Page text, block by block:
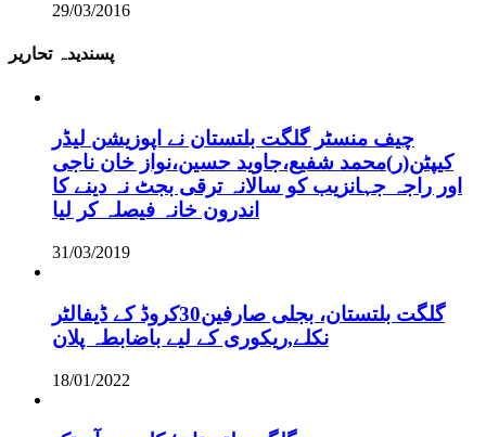
29/03/2016
پسندیدہ تحاریر
چیف منسٹر گلگت بلتستان نے اپوزیشن لیڈر
کیپٹن(ر)محمد شفیع،جاوید حسین،نواز خان ناجی
اور راجہ جہانزیب کو سالانہ ترقی بجٹ نہ دینے کا
اندرون خانہ فیصلہ کر لیا
31/03/2019
گلگت بلتستان، بجلی صارفین30کروڈ کے ڈیفالٹر
نکلے,ریکوری کے لیے باضابطہ پلان
18/01/2022